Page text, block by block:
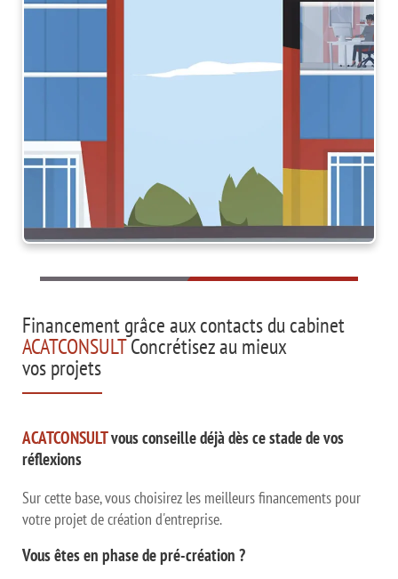
Financement grâce aux contacts du cabinet
ACATCONSULTConcrétisez au mieux
vos projets
ACATCONSULTvous conseille déjà dès ce stade de vos
réflexions
Sur cette base, vous choisirez les meilleurs financements pour
votre projet de création d'entreprise.
Vous êtes en phase de pré-création ?